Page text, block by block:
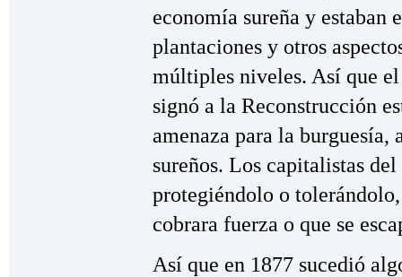
economía sureña y estaban
plantaciones y otros
múltiples niveles. Así que
signó a la Reconstrucción
amenaza para la burguesía,
sureños. Los capitalistas
protegiéndolo o
cobrara fuerza o que se
Así que en 1877 sucedió